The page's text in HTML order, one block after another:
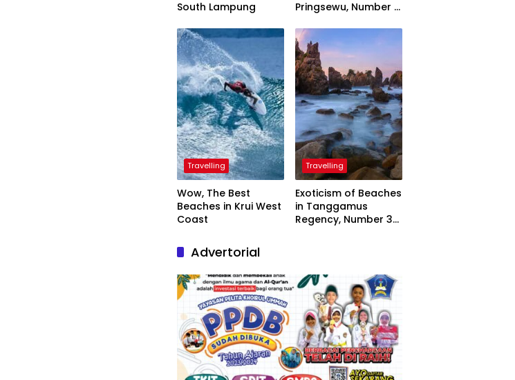
South Lampung
Pringsewu, Number 3
President
Travelling
Wow, The Best
Beaches in Krui West
Coast
Travelling
Exoticism of Beaches
in Tanggamus
Regency, Number 3
Advertorial